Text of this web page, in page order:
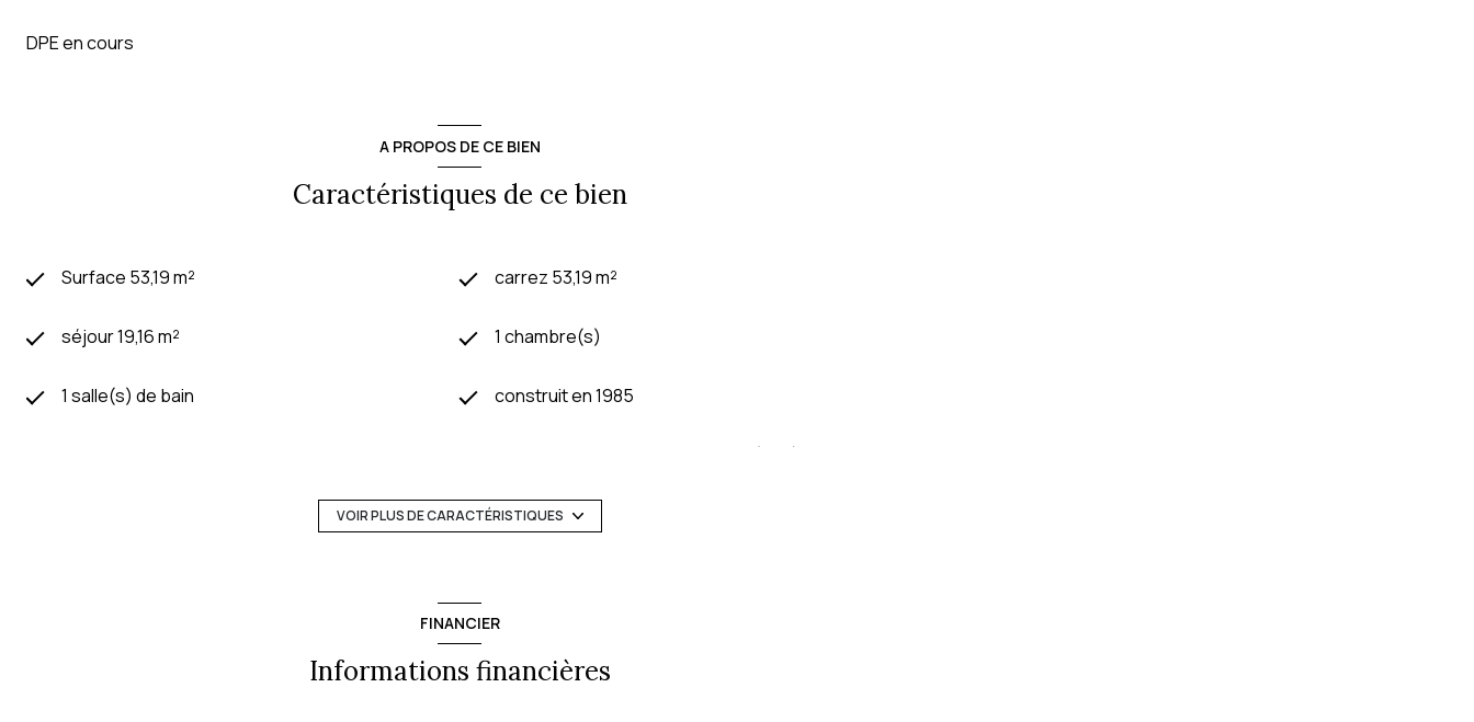
DPE en cours
A PROPOS DE CE BIEN
Caractéristiques de ce bien
Surface 53,19 m² carrez 53,19 m²
séjour 19,16 m² 1 chambre(s)
1 salle(s) de bain construit en 1985
Chauffage individuel : chaudière (gaz)
exposition Sud-Est
vue Cour
VOIR PLUS DE CARACTÉRISTIQUES
FINANCIER
Informations financières